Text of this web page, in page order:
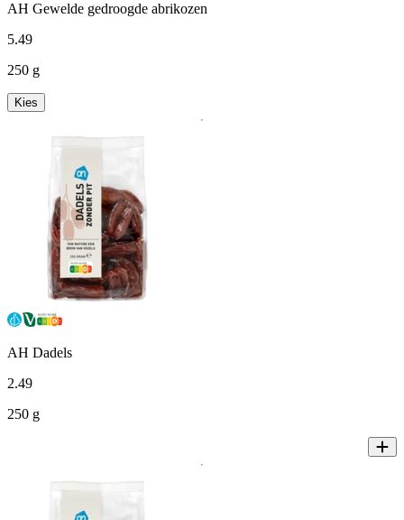
AH Gewelde gedroogde abrikozen
5.49
250 g
Kies
AH Dadels
2.49
250 g